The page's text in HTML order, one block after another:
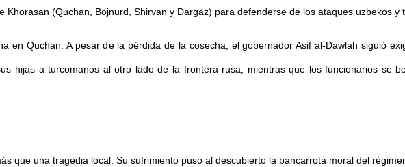
(Quchan, Bojnurd, Shirvan y Dargaz) para defenderse de los ataques uzbekos y
en Quchan. A pesar de la pérdida de la cosecha, el gobernador Asif al-Dawlah siguió
hijas a turcomanos al otro lado de la frontera rusa, mientras que los funcionarios se
que una tragedia local. Su sufrimiento puso al descubierto la bancarrota moral del